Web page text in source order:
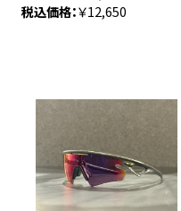
税込価格 ￥12,650